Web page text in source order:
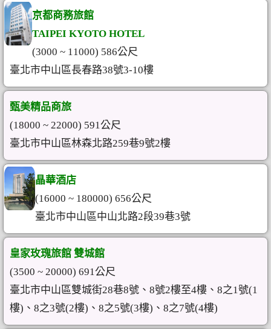
京都商務旅館
TAIPEI KYOTO HOTEL
(3000 ~ 11000) 586公尺
臺北市中山區長春路38號3-10樓
甄美精品商旅
(18000 ~ 22000) 591公尺
臺北市中山區林森北路259巷9號2樓
晶華酒店
(16000 ~ 180000) 656公尺
臺北市中山區中山北路2段39巷3號
皇家玫瑰旅館 雙城館
(3500 ~ 20000) 691公尺
臺北市中山區雙城街28巷8號、8號2樓至4樓、8之1號(1
樓)、8之3號(2樓)、8之5號(3樓)、8之7號(4樓)